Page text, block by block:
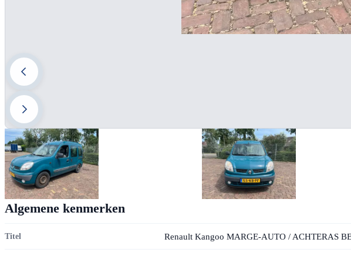
Algemene kenmerken
Titel Renault Kangoo MARGE-AUTO / ACHTERAS